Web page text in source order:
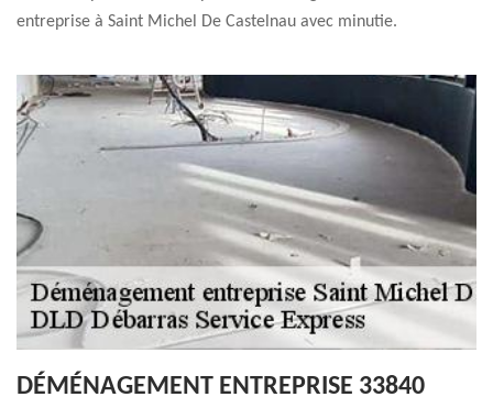
entreprise à Saint Michel De Castelnau avec minutie.
DÉMÉNAGEMENT ENTREPRISE 33840